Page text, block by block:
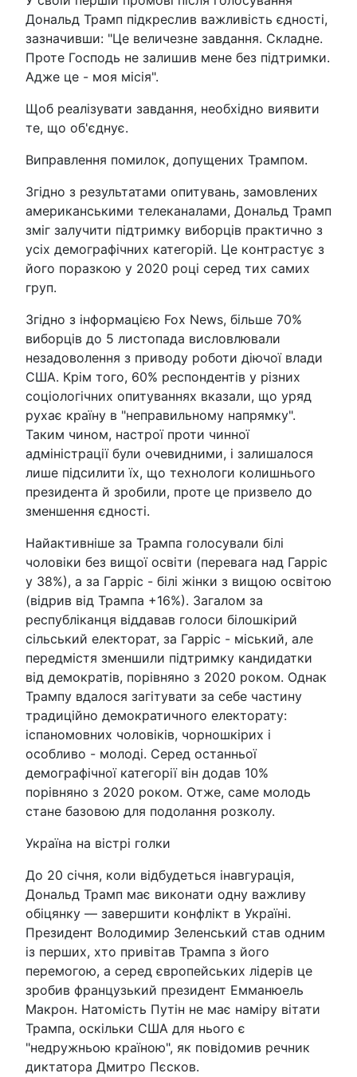
Дональд Трамп підкреслив важливість єдності,
зазначивши: "Це величезне завдання. Складне.
Проте Господь не залишив мене без підтримки.
Адже це - моя місія".
Щоб реалізувати завдання, необхідно виявити
те, що об'єднує.
Виправлення помилок, допущених Трампом.
Згідно з результатами опитувань, замовлених
американськими телеканалами, Дональд Трамп
зміг залучити підтримку виборців практично з
усіх демографічних категорій. Це контрастує з
його поразкою у 2020 році серед тих самих
груп.
Згідно з інформацією Fox News, більше 70%
виборців до 5 листопада висловлювали
незадоволення з приводу роботи діючої влади
США. Крім того, 60% респондентів у різних
соціологічних опитуваннях вказали, що уряд
рухає країну в "неправильному напрямку".
Таким чином, настрої проти чинної
адміністрації були очевидними, і залишалося
лише підсилити їх, що технологи колишнього
президента й зробили, проте це призвело до
зменшення єдності.
Найактивніше за Трампа голосували білі
чоловіки без вищої освіти (перевага над Гарріс
у 38%), а за Гарріс - білі жінки з вищою освітою
(відрив від Трампа +16%). Загалом за
республіканця віддавав голоси білошкірий
сільський електорат, за Гарріс - міський, але
передмістя зменшили підтримку кандидатки
від демократів, порівняно з 2020 роком. Однак
Трампу вдалося загітувати за себе частину
традиційно демократичного електорату:
іспаномовних чоловіків, чорношкірих і
особливо - молоді. Серед останньої
демографічної категорії він додав 10%
порівняно з 2020 роком. Отже, саме молодь
стане базовою для подолання розколу.
Україна на вістрі голки
До 20 січня, коли відбудеться інавгурація,
Дональд Трамп має виконати одну важливу
обіцянку — завершити конфлікт в Україні.
Президент Володимир Зеленський став одним
із перших, хто привітав Трампа з його
перемогою, а серед європейських лідерів це
зробив французький президент Емманюель
Макрон. Натомість Путін не має наміру вітати
Трампа, оскільки США для нього є
"недружньою країною", як повідомив речник
диктатора Дмитро Пєсков.